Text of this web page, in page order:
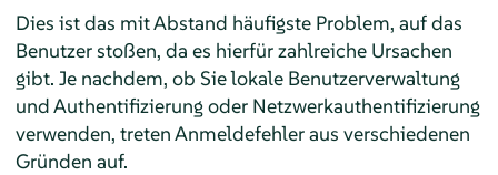
Dies ist das mit Abstand häufigste Problem, auf das
Benutzer stoßen, da es hierfür zahlreiche Ursachen
gibt. Je nachdem, ob Sie lokale Benutzerverwaltung
und Authentifizierung oder Netzwerkauthentifizierung
verwenden, treten Anmeldefehler aus verschiedenen
Gründen auf.